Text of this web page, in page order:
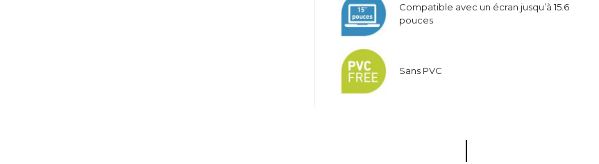
Compatible avec un écran jusqu’à 15.6
pouces
Sans PVC